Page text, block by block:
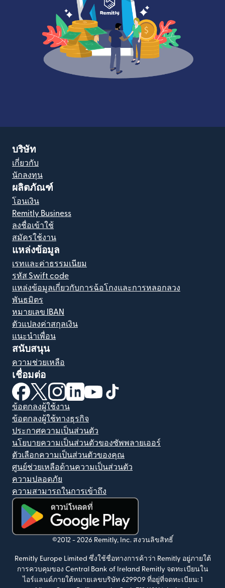
บริษัท
เกี่ยวกับ
นักลงทุน
ผลิตภัณฑ์
โอนเงิน
Remitly Business
ลงชื่อเข้าใช้
สมัครใช้งาน
แหล่งข้อมูล
เรทและค่าธรรมเนียม
รหัส Swift code
แหล่งข้อมูลเกี่ยวกับการฉ้อโกงและการหลอกลวง
พันธมิตร
หมายเลข IBAN
ตัวแปลงค่าสกุลเงิน
แนะนำเพื่อน
สนับสนุน
ความช่วยเหลือ
เชื่อมต่อ
(เปิดในหน้าต่างใหม่)
(เปิดในหน้าต่างใหม่)
(เปิดในหน้าต่างใหม่)
(เปิดในหน้าต่างใหม่)
(เปิดในหน้าต่างใหม่)
ข้อตกลงผู้ใช้งาน
ข้อตกลงผู้ใช้ทางธุรกิจ
ประกาศความเป็นส่วนตัว
นโยบายความเป็นส่วนตัวของซัพพลายเออร์
ตัวเลือกความเป็นส่วนตัวของคุณ
ศูนย์ช่วยเหลือด้านความเป็นส่วนตัว
ความปลอดภัย
ความสามารถในการเข้าถึง
(เปิดในหน้าต่างใหม่)
©2012 - 2026 Remitly, Inc. สงวนลิขสิทธิ์
Remitly Europe Limited ซึ่งใช้ชื่อทางการค้าว่า Remitly อยู่ภายใต้
การควบคุมของ Central Bank of Ireland Remitly จดทะเบียนใน
ไอร์แลนด์ภายใต้หมายเลขบริษัท 629909 ที่อยู่ที่จดทะเบียน: 1